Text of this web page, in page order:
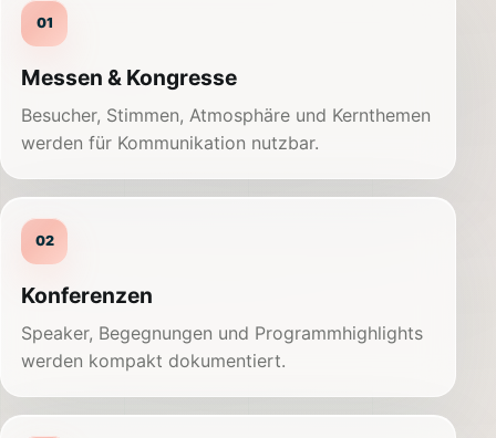
01
Messen & Kongresse
Besucher, Stimmen, Atmosphäre und Kernthemen
werden für Kommunikation nutzbar.
02
Konferenzen
Speaker, Begegnungen und Programmhighlights
werden kompakt dokumentiert.